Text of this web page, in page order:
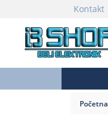
Kontakt
Početna